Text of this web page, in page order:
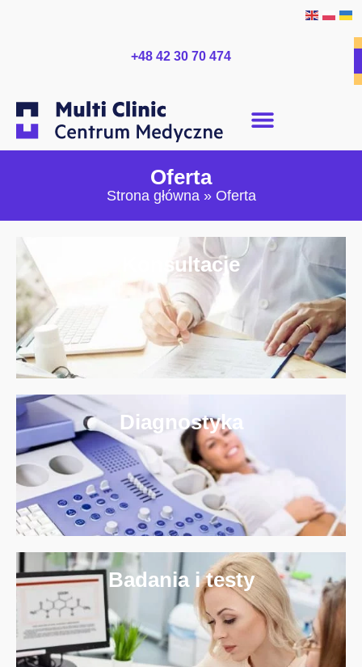
+48 42 30 70 474
Oferta
Strona główna» Oferta
Konsultacje
Diagnostyka
Badania i testy